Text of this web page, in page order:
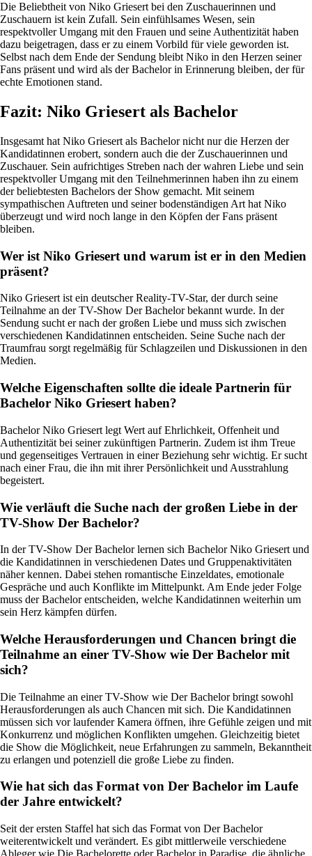
Die Beliebtheit von Niko Griesert bei den Zuschauerinnen und
Zuschauern ist kein Zufall. Sein einfühlsames Wesen, sein
respektvoller Umgang mit den Frauen und seine Authentizität haben
dazu beigetragen, dass er zu einem Vorbild für viele geworden ist.
Selbst nach dem Ende der Sendung bleibt Niko in den Herzen seiner
Fans präsent und wird als der Bachelor in Erinnerung bleiben, der für
echte Emotionen stand.
Fazit: Niko Griesert als Bachelor
Insgesamt hat Niko Griesert als Bachelor nicht nur die Herzen der
Kandidatinnen erobert, sondern auch die der Zuschauerinnen und
Zuschauer. Sein aufrichtiges Streben nach der wahren Liebe und sein
respektvoller Umgang mit den Teilnehmerinnen haben ihn zu einem
der beliebtesten Bachelors der Show gemacht. Mit seinem
sympathischen Auftreten und seiner bodenständigen Art hat Niko
überzeugt und wird noch lange in den Köpfen der Fans präsent
bleiben.
Wer ist Niko Griesert und warum ist er in den Medien
präsent?
Niko Griesert ist ein deutscher Reality-TV-Star, der durch seine
Teilnahme an der TV-Show Der Bachelor bekannt wurde. In der
Sendung sucht er nach der großen Liebe und muss sich zwischen
verschiedenen Kandidatinnen entscheiden. Seine Suche nach der
Traumfrau sorgt regelmäßig für Schlagzeilen und Diskussionen in den
Medien.
Welche Eigenschaften sollte die ideale Partnerin für
Bachelor Niko Griesert haben?
Bachelor Niko Griesert legt Wert auf Ehrlichkeit, Offenheit und
Authentizität bei seiner zukünftigen Partnerin. Zudem ist ihm Treue
und gegenseitiges Vertrauen in einer Beziehung sehr wichtig. Er sucht
nach einer Frau, die ihn mit ihrer Persönlichkeit und Ausstrahlung
begeistert.
Wie verläuft die Suche nach der großen Liebe in der
TV-Show Der Bachelor?
In der TV-Show Der Bachelor lernen sich Bachelor Niko Griesert und
die Kandidatinnen in verschiedenen Dates und Gruppenaktivitäten
näher kennen. Dabei stehen romantische Einzeldates, emotionale
Gespräche und auch Konflikte im Mittelpunkt. Am Ende jeder Folge
muss der Bachelor entscheiden, welche Kandidatinnen weiterhin um
sein Herz kämpfen dürfen.
Welche Herausforderungen und Chancen bringt die
Teilnahme an einer TV-Show wie Der Bachelor mit
sich?
Die Teilnahme an einer TV-Show wie Der Bachelor bringt sowohl
Herausforderungen als auch Chancen mit sich. Die Kandidatinnen
müssen sich vor laufender Kamera öffnen, ihre Gefühle zeigen und mit
Konkurrenz und möglichen Konflikten umgehen. Gleichzeitig bietet
die Show die Möglichkeit, neue Erfahrungen zu sammeln, Bekanntheit
zu erlangen und potenziell die große Liebe zu finden.
Wie hat sich das Format von Der Bachelor im Laufe
der Jahre entwickelt?
Seit der ersten Staffel hat sich das Format von Der Bachelor
weiterentwickelt und verändert. Es gibt mittlerweile verschiedene